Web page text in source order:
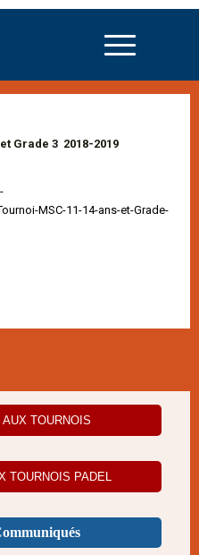
Grade 3 2018-2019
MSC-11-14-ans-et-Grade-
AUX TOURNOIS
TOURNOIS PADEL